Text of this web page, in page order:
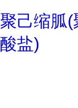
聚己缩胍
酸盐)